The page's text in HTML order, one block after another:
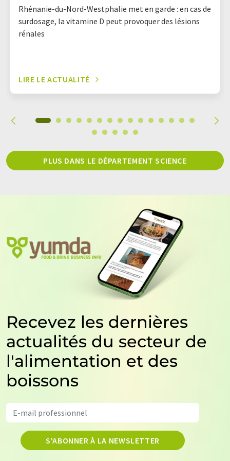
Rhénanie-du-Nord-Westphalie met en garde : en cas de
surdosage, la vitamine D peut provoquer des lésions
rénales
LIRE LE ACTUALITÉ
PLUS DANS LE DÉPARTEMENT SCIENCE
Recevez les dernières
actualités du secteur de
l'alimentation et des
boissons
S'ABONNER À LA NEWSLETTER